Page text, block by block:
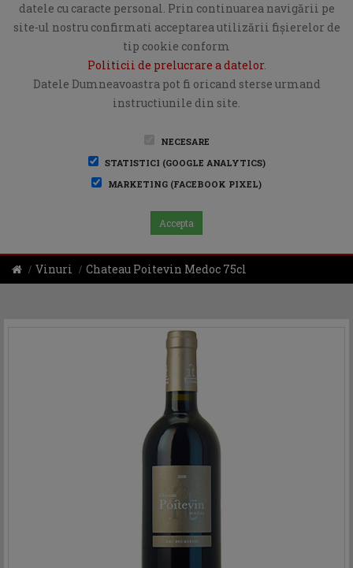
datele cu caracte personal. Prin continuarea navigării pe
site-ul nostru confirmati acceptarea utilizării fişierelor de
tip cookie conform
Politicii de prelucrare a datelor.
Datele Dumneavoastra pot fi oricand sterse urmand
instructiunile din site.
NECESARE
STATISTICI (GOOGLE ANALYTICS)
MARKETING (FACEBOOK PIXEL)
Accepta
Vinuri Chateau Poitevin Medoc 75cl